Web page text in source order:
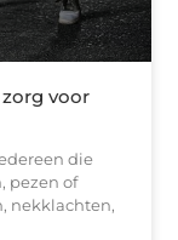
voor
die
pezen of
nekklachten,